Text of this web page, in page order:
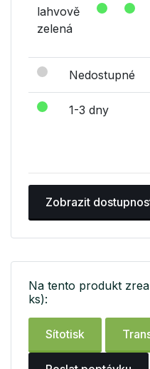
lahvově
zelená
Nedostupné
1-3 dny
Zobrazit
Na tento produkt
ks):
Sítotisk